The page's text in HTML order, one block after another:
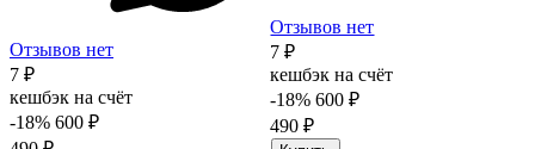
Отзывов нет
7 ₽
кешбэк на счёт
-18% 600 ₽
Отзывов нет
7 ₽
кешбэк на счёт
-18% 600 ₽
490 ₽